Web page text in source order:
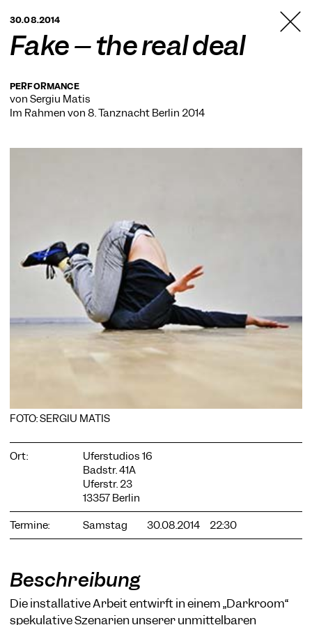
BERLIN
30.08.2014
Fake – the real deal
PERFORMANCE
von Sergiu Matis
Im Rahmen von 8. Tanznacht Berlin 2014
FOTO: SERGIU MATIS
Ort:
Uferstudios 16
Badstr. 41A
Uferstr. 23
13357 Berlin
Termine:
Samstag 30.08.2014 22:30
Beschreibung
Die installative Arbeit entwirft in einem „Darkroom“
spekulative Szenarien unserer unmittelbaren
Wir verwenden Cookies und Inhalte externer Anbieter auf
unserer Website. Notwendige Cookies sind essenziell, damit
jederzeit widerrufen. Bitte besuchen Sie unsere
Datenschutzerklärung für weitere Informationen. Unten
können Sie auswählen, welche Technologien Sie zulassen
Notwendige Cookies
Nur notwendige Alle akzeptieren Speichern